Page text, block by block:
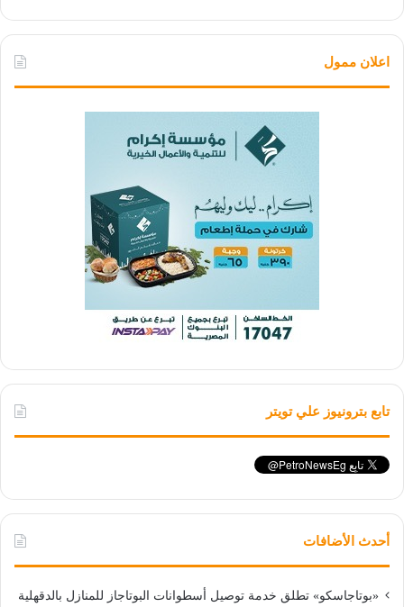
اعلان ممول
تابع بترونيوز علي تويتر
أحدث الأضافات
«بوتاجاسكو» تطلق خدمة توصيل أسطوانات البوتاجاز للمنازل بالدقهلية